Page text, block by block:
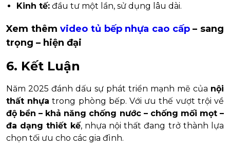
Kinh tế: đầu tư một lần, sử dụng lâu dài.
Xem thêmvideo tủ bếp nhựa cao cấp– sang
trọng – hiện đại
6. Kết Luận
Năm 2025 đánh dấu sự phát triển mạnh mẽ của nội
thất nhựa trong phòng bếp. Với ưu thế vượt trội về
độ bền – khả năng chống nước – chống mối mọt –
đa dạng thiết kế, nhựa nội thất đang trở thành lựa
chọn tối ưu cho các gia đình.